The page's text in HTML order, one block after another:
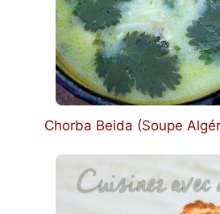
Chorba Beida (Soupe